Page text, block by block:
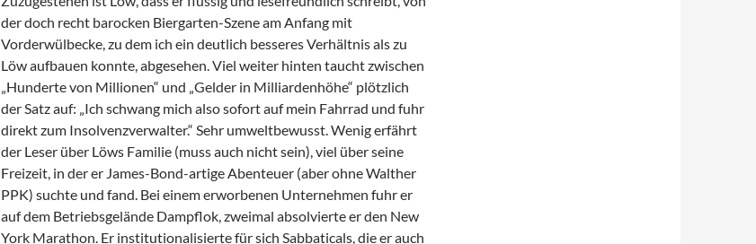
der doch recht barocken Biergarten-Szene am Anfang mit
Vorderwülbecke, zu dem ich ein deutlich besseres Verhältnis als zu
Löw aufbauen konnte, abgesehen. Viel weiter hinten taucht zwischen
„Hunderte von Millionen“ und „Gelder in Milliardenhöhe“ plötzlich
der Satz auf: „Ich schwang mich also sofort auf mein Fahrrad und fuhr
direkt zum Insolvenzverwalter.“ Sehr umweltbewusst. Wenig erfährt
der Leser über Löws Familie (muss auch nicht sein), viel über seine
Freizeit, in der er James-Bond-artige Abenteuer (aber ohne Walther
PPK) suchte und fand. Bei einem erworbenen Unternehmen fuhr er
auf dem Betriebsgelände Dampflok, zweimal absolvierte er den New
York Marathon. Er institutionalisierte für sich Sabbaticals, die er auch